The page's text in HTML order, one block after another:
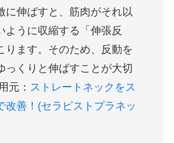
に伸ばすと、筋肉がそれ以
ように収縮する「伸張反
ります。そのため、反動を
っくりと伸ばすことが大切
元： ストレートネックをス
改善！(セラピストプラネッ